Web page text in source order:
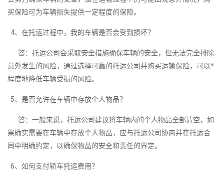
买保险可为车辆损失提供一定程度的保障。
4、在托运过程中，我的车辆是否会受到损坏？
答：托运公司会采取安全措施确保车辆的安全，但无法完全排除
意外发生的风险，通过选择可靠的托运公司并购买运输保险，可以*
程度地降低车辆受损的风险。
5、是否允许在车辆中存放个人物品？
答：一般来说，托运公司建议将车辆内的个人物品全部清空，如
果确实需要在车辆中存放个人物品，应与托运公司协商并在托运合
同中明确约定，以确保物品的安全和责任的界定。
6、如何支付轿车托运费用？